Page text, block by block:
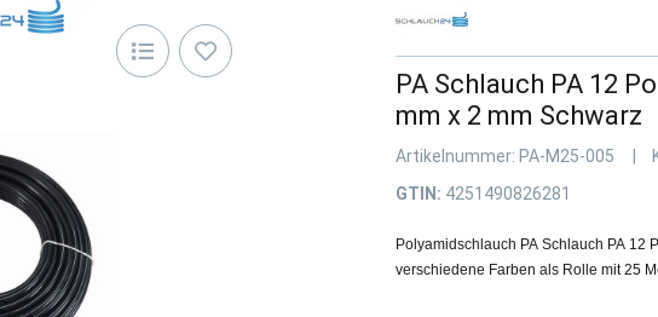
PA Schlauch PA 12
mm x 2 mm Schwarz
Artikelnummer: PA-M25-005
GTIN: 4251490826281
Polyamidschlauch PA Schlauch PA 12
verschiedene Farben als Rolle mit 25